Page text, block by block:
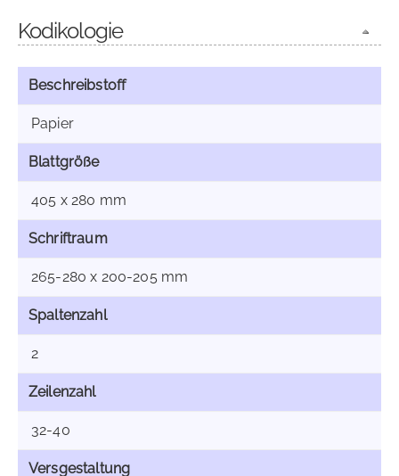
Kodikologie
Beschreibstoff
Papier
Blattgröße
405 x 280 mm
Schriftraum
265-280 x 200-205 mm
Spaltenzahl
2
Zeilenzahl
32-40
Versgestaltung